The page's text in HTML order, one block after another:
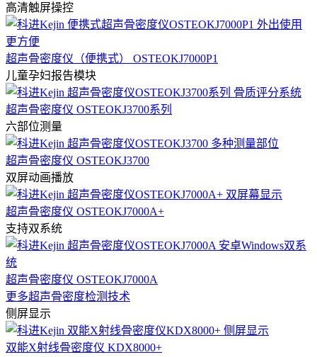
高清触屏操控
超声骨密度仪（便携式） OSTEOKJ7000P1
儿童孕妇报告模块
超声骨密度仪 OSTEOKJ3700系列
六部位测量
超声骨密度仪 OSTEOKJ3700
双屏动画播放
超声骨密度仪 OSTEOKJ7000A+
支持双系统
超声骨密度仪 OSTEOKJ7000A
更多超声骨密度检测技术
侧屏显示
双能X射线骨密度仪 KDX8000+